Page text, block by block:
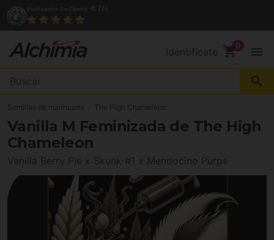
Identifícate shopping_cart menu
search
Semillas de marihuana The High Chameleon
Vanilla M Feminizada de The High
Chameleon
Vanilla Berry Pie x Skunk #1 x Mendocino Purps